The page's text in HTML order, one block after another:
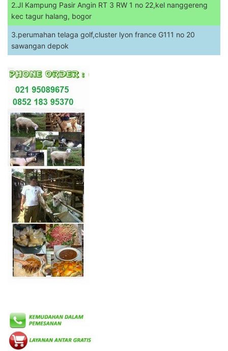
2.Jl Kampung Pasir Angin RT 3 RW 1 no 22,kel nanggereng
kec tagur halang, bogor
3.perumahan telaga golf,cluster lyon france G111 no 20
sawangan depok